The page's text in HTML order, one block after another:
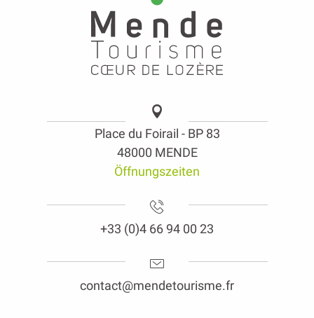
Place du Foirail - BP 83
48000 MENDE
Öffnungszeiten
+33 (0)4 66 94 00 23
contact@mendetourisme.fr